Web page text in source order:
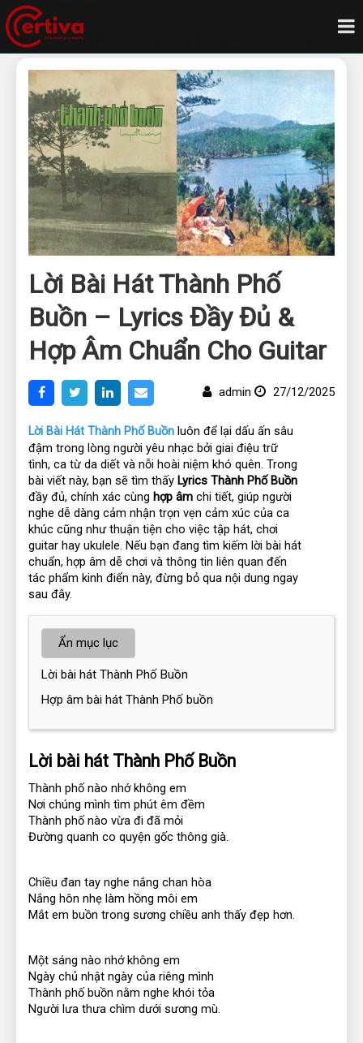
Trang chủ
Blog
Lời bài hát thành phố buồn lyrics đầy đủ hợp âm chuẩn cho guitar
Lời Bài Hát Thành Phố
Buồn – Lyrics Đầy Đủ &
Hợp Âm Chuẩn Cho Guitar
admin 27/12/2025
Lời Bài Hát Thành Phố Buồn luôn để lại dấu ấn sâu
đậm trong lòng người yêu nhạc bởi giai điệu trữ
tình, ca từ da diết và nỗi hoài niệm khó quên. Trong
bài viết này, bạn sẽ tìm thấy Lyrics Thành Phố Buồn
đầy đủ, chính xác cùng hợp âm chi tiết, giúp người
nghe dễ dàng cảm nhận trọn vẹn cảm xúc của ca
khúc cũng như thuận tiện cho việc tập hát, chơi
guitar hay ukulele. Nếu bạn đang tìm kiếm lời bài hát
chuẩn, hợp âm dễ chơi và thông tin liên quan đến
tác phẩm kinh điển này, đừng bỏ qua nội dung ngay
sau đây.
Ẩn mục lục
Lời bài hát Thành Phố Buồn
Hợp âm bài hát Thành Phố buồn
Lời bài hát Thành Phố Buồn
Thành phố nào nhớ không em
Nơi chúng mình tìm phút êm đềm
Thành phố nào vừa đi đã mỏi
Đường quanh co quyện gốc thông già.
Chiều đan tay nghe nắng chan hòa
Nắng hôn nhẹ làm hồng môi em
Mắt em buồn trong sương chiều anh thấy đẹp hơn.
Một sáng nào nhớ không em
Ngày chủ nhật ngày của riêng mình
Thành phố buồn nằm nghe khói tỏa
Người lưa thưa chìm dưới sương mù.